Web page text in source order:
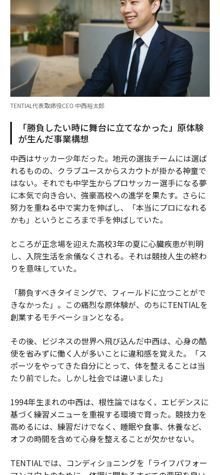
TENTIAL代表取締役CEO 中西裕太郎
「勝負したい時に舞台に立てなかった」原体験
が生んだ事業構想
中西はサッカー少年だった。地元の選抜チームには選ば
れるものの、クラブユースからスカウトが掛かる神童で
はない。それでも中学生からプロサッカー選手になる夢
に本気で向き合い、強豪高校への進学を果たす。さらに
努力を重ねる中で実力を伸ばし、「本当にプロになれる
かも」というところまで手を伸ばしていた。
ところが正念場を迎えた高校3年の夏に心臓疾患が判明
し、入院生活を余儀なくされる。それは競技人生の終わ
りを意味していた。
「勝負すべきタイミングで、フィールドに立つことがで
きなかった」。この痛烈な原体験が、のちにTENTIALを
創業するモチベーションとなる。
その後、ビジネスの世界へ飛び込んだ中西は、心身の酷
使を省みずに働く人が多いことに違和感を覚えた。「ス
ポーツをやってきた自分にとって、体を整えることは当
たり前でした。しかし社会では違いました」
1994年生まれの中西は、根性論ではなく、エビデンスに
基づく練習メニューを重視する環境で育った。競技力を
高めるには、練習だけでなく、睡眠や食事、休養など、
オフの時間を含めて心身を整えることが欠かせない。
TENTIALでは、コンディショニングを「ライフパフォー